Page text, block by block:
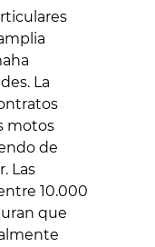
La
motos
de
Las
10.000
que